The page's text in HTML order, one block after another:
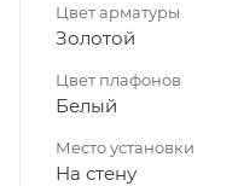
Цвет арматуры
Золотой
Цвет плафонов
Белый
Место установки
На стену